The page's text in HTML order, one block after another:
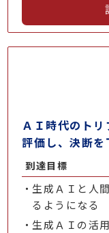
ＡＩ時代のトリ
評価し、決断を
到達目標
生成ＡＩと人
るようになる
生成ＡＩの活